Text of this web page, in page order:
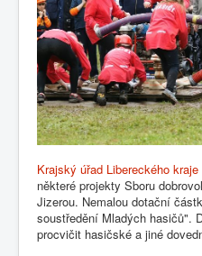
Krajský úřad Libereckého kraje
některé projekty Sboru
Jizerou. Nemalou dotační
soustředění Mladých hasičů".
procvičit hasičské a jiné